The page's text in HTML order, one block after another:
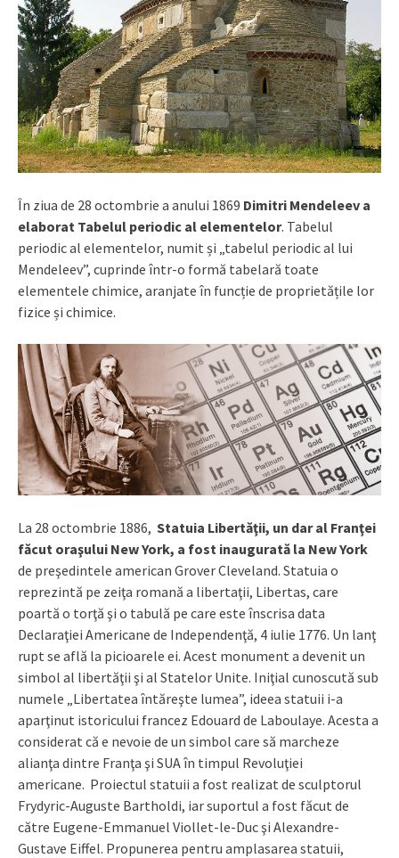
În ziua de 28 octombrie a anului 1869 Dimitri Mendeleev a
elaborat Tabelul periodic al elementelor. Tabelul
periodic al elementelor, numit și „tabelul periodic al lui
Mendeleev”, cuprinde într-o formă tabelară toate
elementele chimice, aranjate în funcție de proprietățile lor
fizice și chimice.
La 28 octombrie 1886, Statuia Libertăţii, un dar al Franţei
făcut oraşului New York, a fost inaugurată la New York
de preşedintele american Grover Cleveland. Statuia o
reprezintă pe zeiţa romană a libertaţii, Libertas, care
poartă o torţă şi o tabulă pe care este înscrisa data
Declaraţiei Americane de Independenţă, 4 iulie 1776. Un lanţ
rupt se află la picioarele ei. Acest monument a devenit un
simbol al libertăţii şi al Statelor Unite. Iniţial cunoscută sub
numele „Libertatea întăreşte lumea”, ideea statuii i-a
aparţinut istoricului francez Edouard de Laboulaye. Acesta a
considerat că e nevoie de un simbol care să marcheze
alianţa dintre Franţa şi SUA în timpul Revoluţiei
americane. Proiectul statuii a fost realizat de sculptorul
Frydyric-Auguste Bartholdi, iar suportul a fost făcut de
către Eugene-Emmanuel Viollet-le-Duc şi Alexandre-
Gustave Eiffel. Propunerea pentru amplasarea statuii,